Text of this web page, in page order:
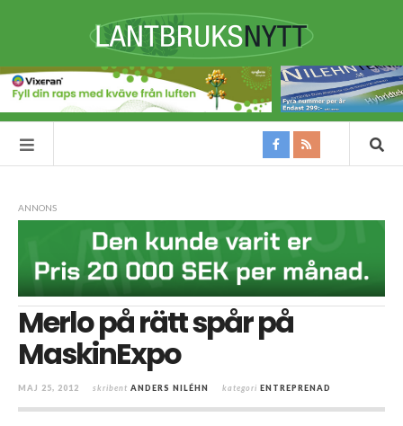
ANNONS
Merlo på rätt spår på
MaskinExpo
MAJ 25, 2012 skribent ANDERS NILÉHN kategori ENTREPRENAD